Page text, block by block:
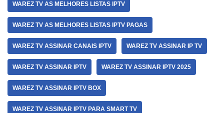
WAREZ TV AS MELHORES LISTAS IPTV
WAREZ TV AS MELHORES LISTAS IPTV PAGAS
WAREZ TV ASSINAR CANAIS IPTV WAREZ TV ASSINAR IP TV
WAREZ TV ASSINAR IPTV WAREZ TV ASSINAR IPTV 2025
WAREZ TV ASSINAR IPTV BOX
WAREZ TV ASSINAR IPTV PARA SMART TV